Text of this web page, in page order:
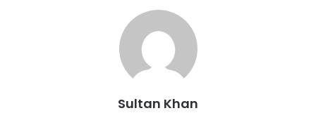
Sultan Khan